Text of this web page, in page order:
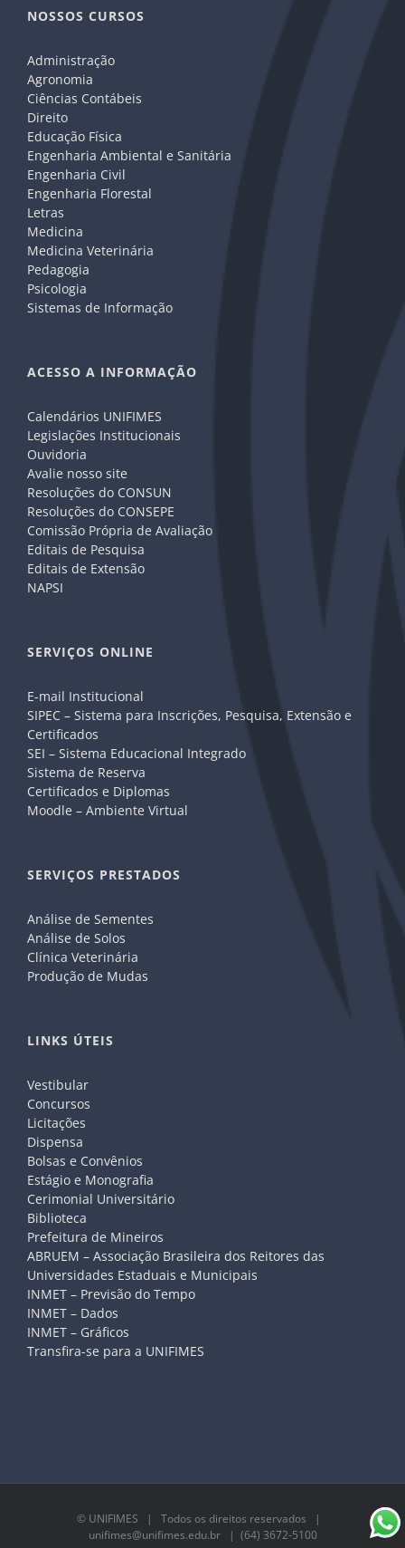
NOSSOS CURSOS
Administração
Agronomia
Ciências Contábeis
Direito
Educação Física
Engenharia Ambiental e Sanitária
Engenharia Civil
Engenharia Florestal
Letras
Medicina
Medicina Veterinária
Pedagogia
Psicologia
Sistemas de Informação
ACESSO A INFORMAÇÃO
Calendários UNIFIMES
Legislações Institucionais
Ouvidoria
Avalie nosso site
Resoluções do CONSUN
Resoluções do CONSEPE
Comissão Própria de Avaliação
Editais de Pesquisa
Editais de Extensão
NAPSI
SERVIÇOS ONLINE
E-mail Institucional
SIPEC – Sistema para Inscrições, Pesquisa, Extensão e
Certificados
SEI – Sistema Educacional Integrado
Sistema de Reserva
Certificados e Diplomas
Moodle – Ambiente Virtual
SERVIÇOS PRESTADOS
Análise de Sementes
Análise de Solos
Clínica Veterinária
Produção de Mudas
LINKS ÚTEIS
Vestibular
Concursos
Licitações
Dispensa
Bolsas e Convênios
Estágio e Monografia
Cerimonial Universitário
Biblioteca
Prefeitura de Mineiros
ABRUEM – Associação Brasileira dos Reitores das
Universidades Estaduais e Municipais
INMET – Previsão do Tempo
INMET – Dados
INMET – Gráficos
Transfira-se para a UNIFIMES
© UNIFIMES | Todos os direitos reservados |
unifimes@unifimes.edu.br| (64) 3672-5100